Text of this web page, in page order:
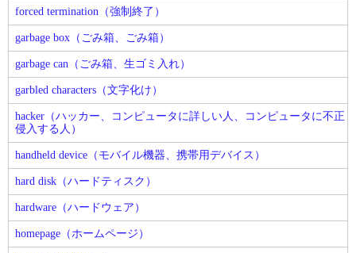
forced termination（強制終了）
garbage box（ごみ箱、ごみ箱）
garbage can（ごみ箱、生ゴミ入れ）
garbled characters（文字化け）
hacker（ハッカー、コンピュータに詳しい人、コンピュータに不正
侵入する人）
handheld device（モバイル機器、携帯用デバイス）
hard disk（ハードティスク）
hardware（ハードウェア）
homepage（ホームページ）